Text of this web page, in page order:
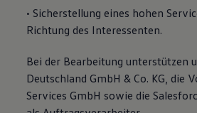
• Sicherstellung eines hohen
Richtung des Interessenten.
Bei der Bearbeitung unterstützen
Deutschland GmbH & Co. KG, die
Services GmbH sowie die